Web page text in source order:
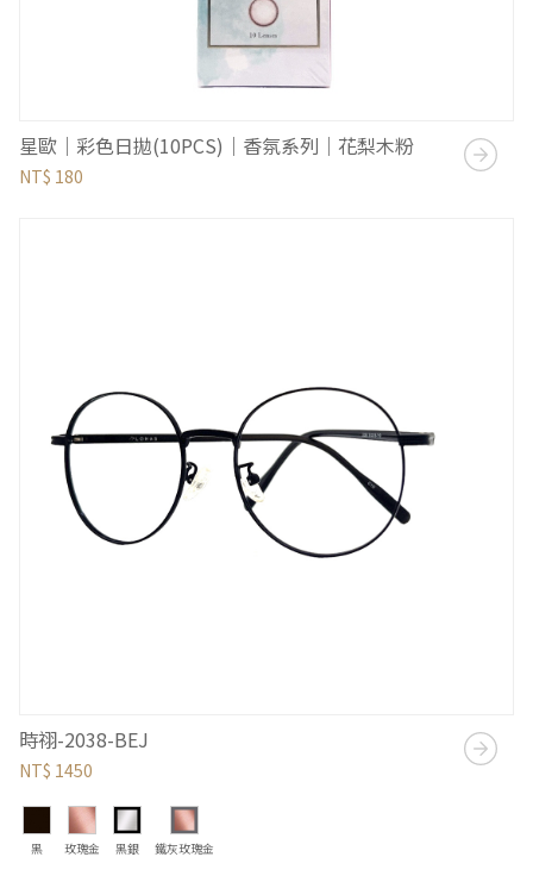
星歐｜彩色日拋(10PCS)｜香氛系列｜花梨木粉
NT$ 180
時祤-2038-BEJ
NT$ 1450
黑 玫瑰金 黑銀 鐵灰玫瑰金